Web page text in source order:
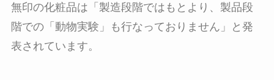
無印の化粧品は「製造段階ではもとより、製品段
階での「動物実験」も行なっておりません」と発
表されています。